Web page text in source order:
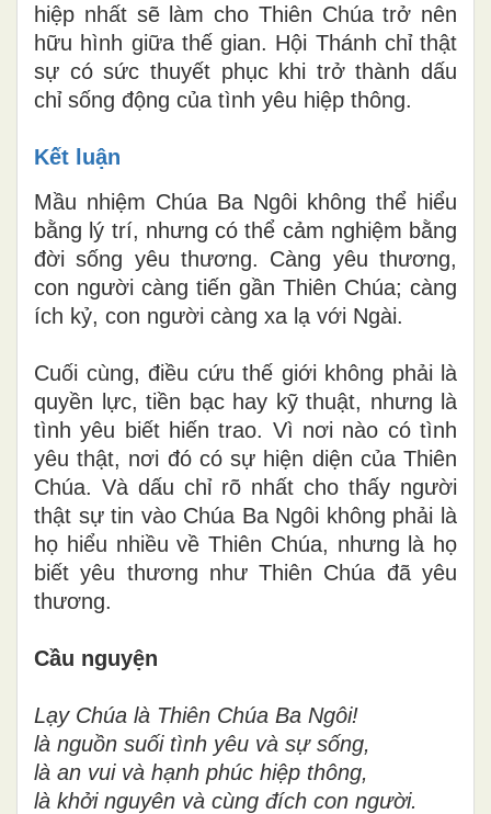
hiệp nhất sẽ làm cho Thiên Chúa trở nên
hữu hình giữa thế gian. Hội Thánh chỉ thật
sự có sức thuyết phục khi trở thành dấu
chỉ sống động của tình yêu hiệp thông.
Kết luận
Mầu nhiệm Chúa Ba Ngôi không thể hiểu
bằng lý trí, nhưng có thể cảm nghiệm bằng
đời sống yêu thương. Càng yêu thương,
con người càng tiến gần Thiên Chúa; càng
ích kỷ, con người càng xa lạ với Ngài.
Cuối cùng, điều cứu thế giới không phải là
quyền lực, tiền bạc hay kỹ thuật, nhưng là
tình yêu biết hiến trao. Vì nơi nào có tình
yêu thật, nơi đó có sự hiện diện của Thiên
Chúa. Và dấu chỉ rõ nhất cho thấy người
thật sự tin vào Chúa Ba Ngôi không phải là
họ hiểu nhiều về Thiên Chúa, nhưng là họ
biết yêu thương như Thiên Chúa đã yêu
thương.
Cầu nguyện
Lạy Chúa là Thiên Chúa Ba Ngôi!
là nguồn suối tình yêu và sự sống,
là an vui và hạnh phúc hiệp thông,
là khởi nguyên và cùng đích con người.